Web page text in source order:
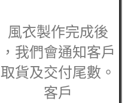
風衣製作完成後
，我們會通知客戶
取貨及交付尾數。
客戶